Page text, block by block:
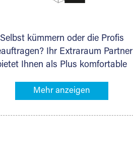
Selbst kümmern oder die Profis
Ihr Extraraum Partner
Ihnen als Plus komfortable
bequem machen. Dazu
von Packmaterial sowie